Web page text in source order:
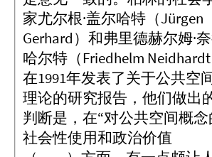
家尤尔根·盖尔哈特（Jürgen
Gerhard）和弗里德赫尔姆·
哈尔特（Friedhelm Neidhardt
在1991年发表了关于公共空
理论的研究报告，他们做出
判断是，在“对公共空间概念
社会性使用和政治价值